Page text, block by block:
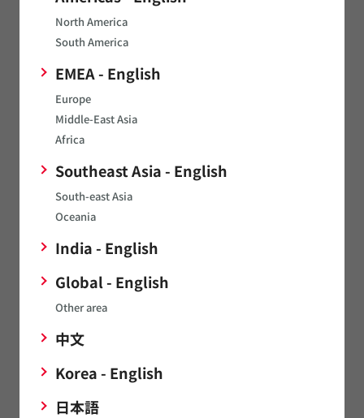
North America
South America
EMEA - English
Europe
Middle-East Asia
Africa
Southeast Asia - English
South-east Asia
Oceania
India - English
Global - English
Other area
中文
Korea - English
日本語
セラミック発振子（セラロック）・水晶振動子のアプリ
ケーション別サポート情報。
関連リンク
ムラタ製品の特性表示や特性データのダウンロードができま
す。
my Murata
ムラタのお客様限定ポータルサイト